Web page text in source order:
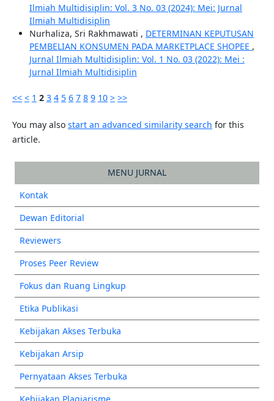
Ilmiah Multidisiplin: Vol. 3 No. 03 (2024): Mei: Jurnal
Ilmiah Multidisiplin
Nurhaliza, Sri Rakhmawati , DETERMINAN KEPUTUSAN
PEMBELIAN KONSUMEN PADA MARKETPLACE SHOPEE ,
Jurnal Ilmiah Multidisiplin: Vol. 1 No. 03 (2022): Mei :
Jurnal Ilmiah Multidisiplin
<< < 1 2 3 4 5 6 7 8 9 10 > >>
You may also start an advanced similarity search for this
article.
MENU JURNAL
Kontak
Dewan Editorial
Reviewers
Proses Peer Review
Fokus dan Ruang Lingkup
Etika Publikasi
Kebijakan Akses Terbuka
Kebijakan Arsip
Pernyataan Akses Terbuka